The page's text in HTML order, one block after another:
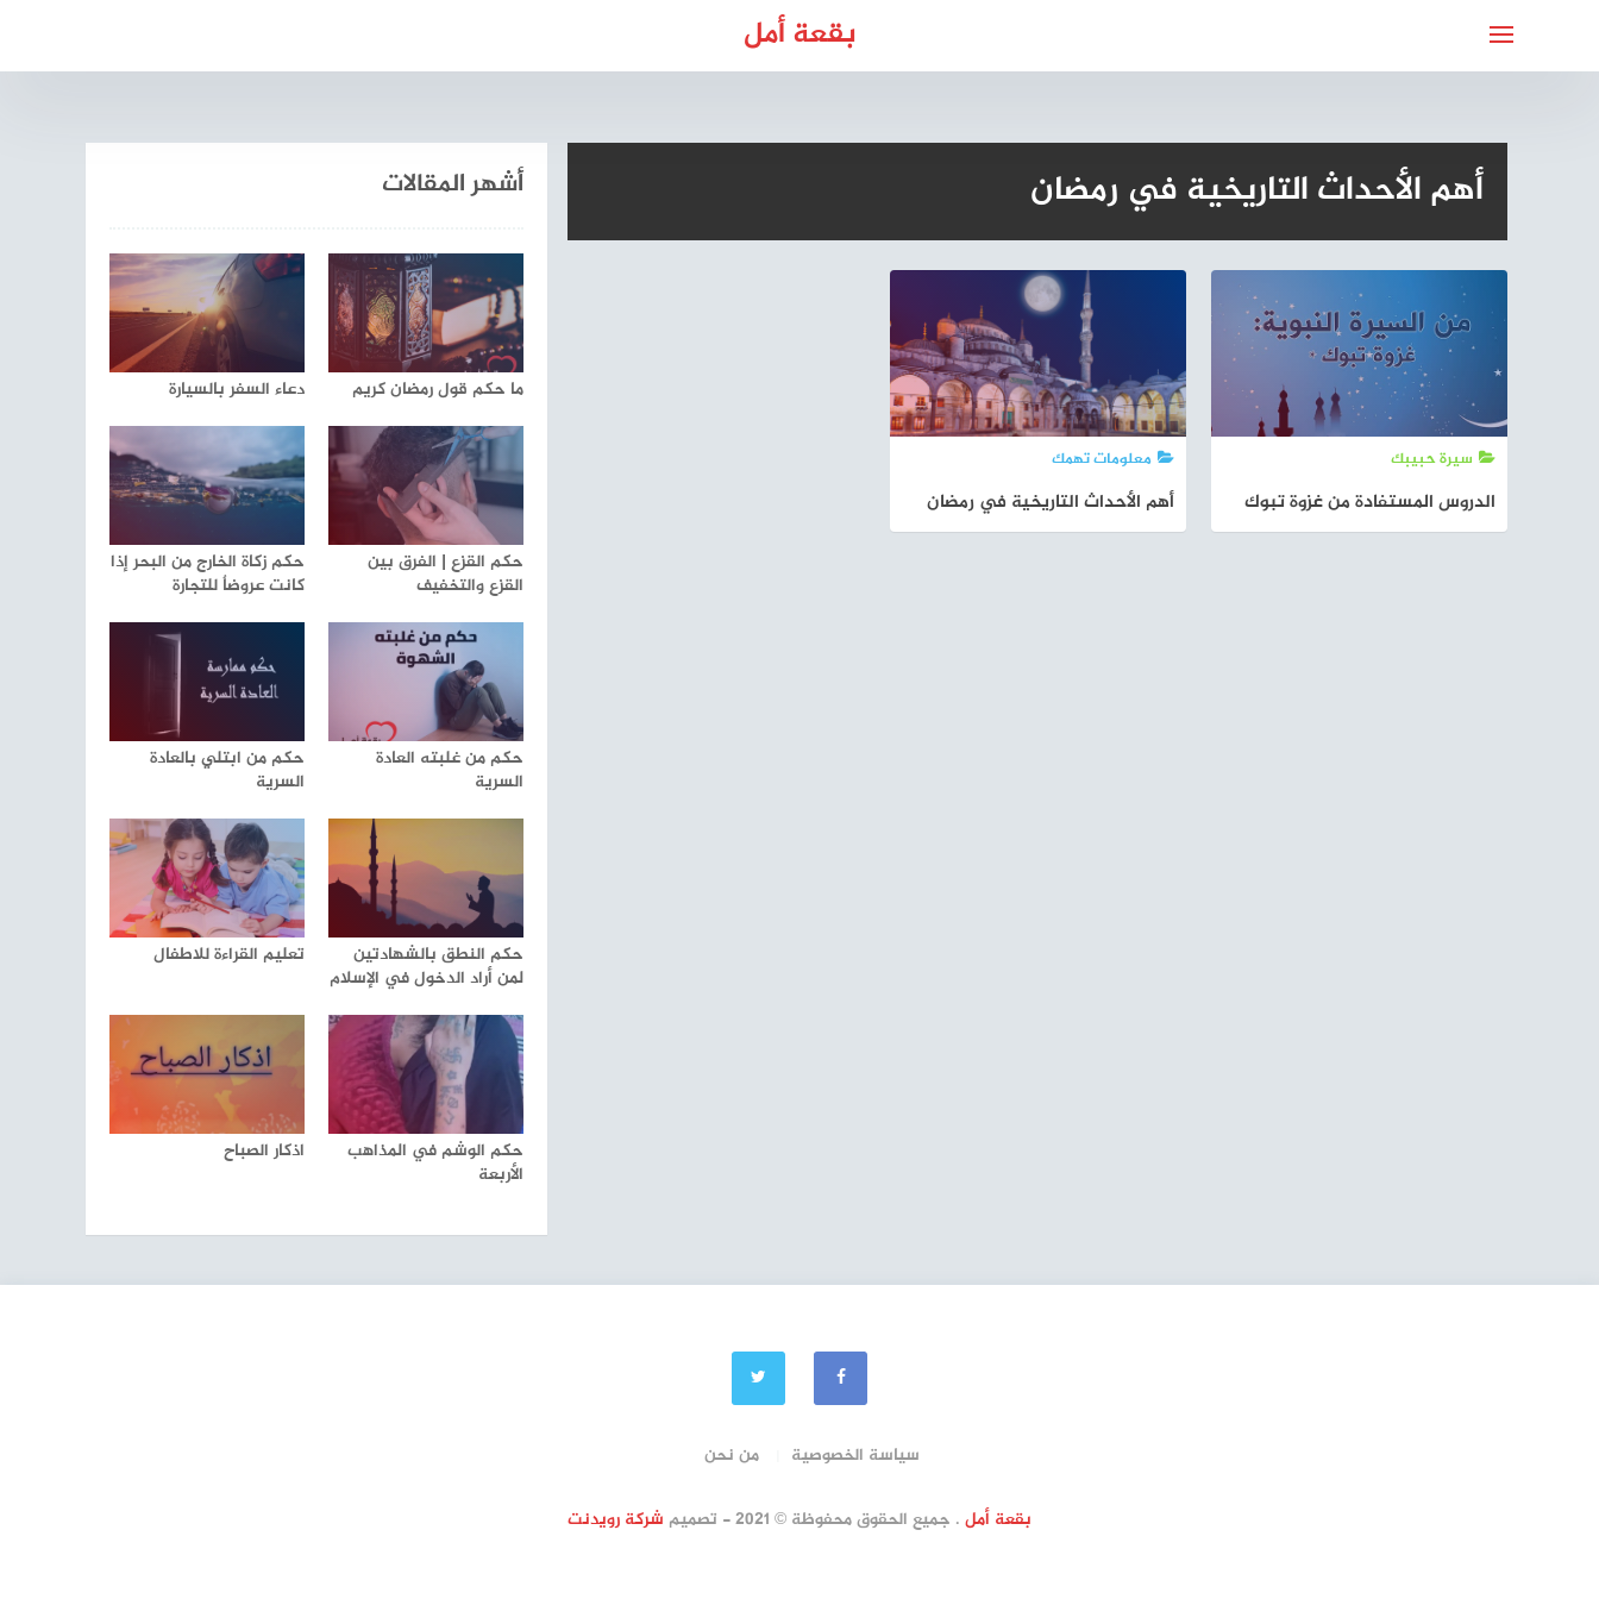
بقعة أمل
أهم الأحداث التاريخية في رمضان
سيرة حبيبك
الدروس المستفادة من غزوة تبوك
معلومات تهمك
أهم الأحداث التاريخية في رمضان
أشهر المقالات
ما حكم قول رمضان كريم دعاء السفر بالسيارة
حكم القزع | الفرق بين
القزع والتخفيف
حكم زكاة الخارج من البحر إذا
كانت عروضاٌ للتجارة
حكم من غلبته العادة
السرية
حكم من ابتلي بالعادة
السرية
حكم النطق بالشهادتين
لمن أراد الدخول في الإسلام
تعليم القراءة للاطفال
حكم الوشم في المذاهب
الأربعة
اذكار الصباح
سياسة الخصوصية من نحن
بقعة أمل . جميع الحقوق محفوظة © 2021 - تصميم شركة رويدنت